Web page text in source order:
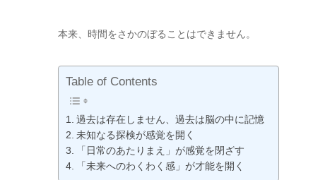
本来、時間をさかのぼることはできません。
Table of Contents
過去は存在しません、過去は脳の中に記憶
未知なる探検が感覚を開く
「日常のあたりまえ」が感覚を閉ざす
「未来へのわくわく感」が才能を開く